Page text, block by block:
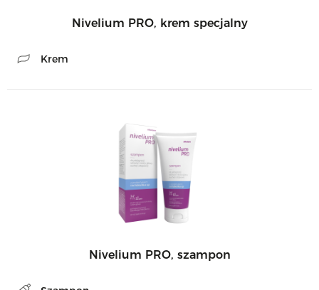
Nivelium PRO, krem specjalny
Krem
Nivelium PRO, szampon